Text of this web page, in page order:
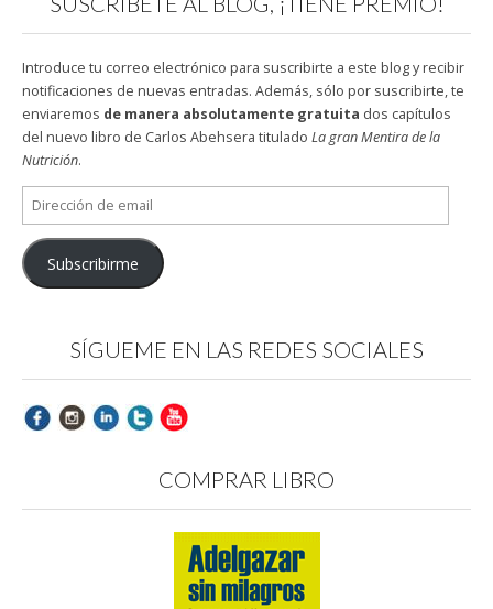
Introduce tu correo electrónico para suscribirte a este blog y recibir
notificaciones de nuevas entradas. Además, sólo por suscribirte, te
enviaremos de manera absolutamente gratuita dos capítulos
del nuevo libro de Carlos Abehsera titulado La gran Mentira de la
Nutrición.
Dirección
de
email
Subscribirme
SÍGUEME EN LAS REDES SOCIALES
COMPRAR LIBRO